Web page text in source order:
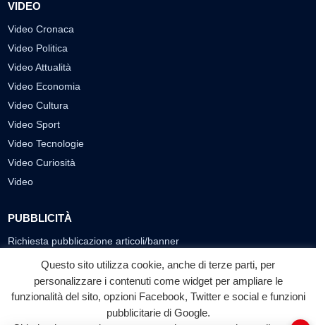
VIDEO
Video Cronaca
Video Politica
Video Attualità
Video Economia
Video Cultura
Video Sport
Video Tecnologie
Video Curiosità
Video
PUBBLICITÀ
Richiesta pubblicazione articoli/banner
SEGUICI SUI SOCIAL
f
Facebook
◎ ▶
YouTube
Questo sito utilizza cookie, anche di terze parti, per
personalizzare i contenuti come widget per ampliare le
funzionalità del sito, opzioni Facebook, Twitter e social e funzioni
pubblicitarie di Google.